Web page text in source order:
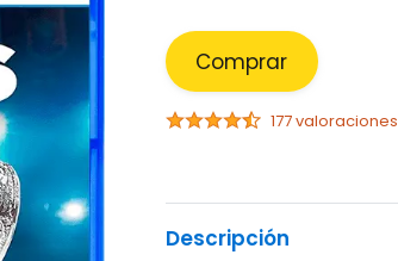
Comprar
177 valoraciones
Descripción